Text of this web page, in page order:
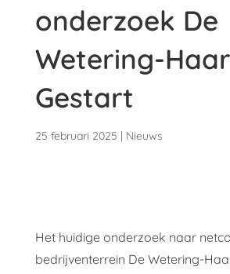
onderzoek De
Wetering-
Gestart
25 februari 2025 Nieuws
Het huidige onderzoek naar
bedrijventerrein De Wetering-